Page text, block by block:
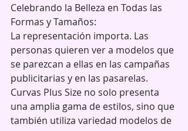
Celebrando la Belleza en Todas las
Formas y Tamaños:
La representación importa. Las
personas quieren ver a modelos que
se parezcan a ellas en las campañas
publicitarias y en las pasarelas.
Curvas Plus Size no solo presenta
una amplia gama de estilos, sino que
también utiliza variedad modelos de